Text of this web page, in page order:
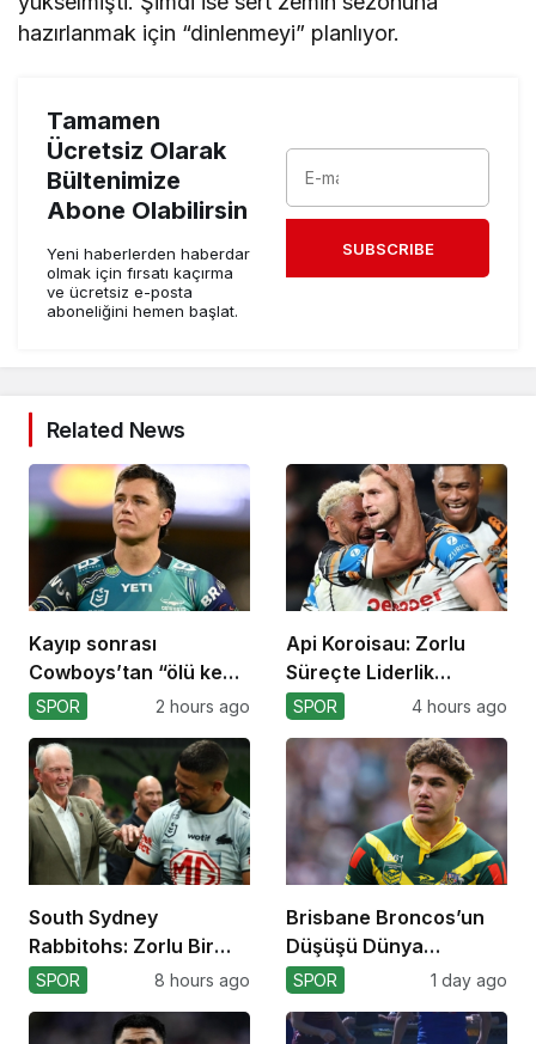
hazırlanmak için “dinlenmeyi” planlıyor.
Tamamen
Ücretsiz Olarak
Bültenimize
Abone Olabilirsin
Yeni haberlerden haberdar
olmak için fırsatı kaçırma
ve ücretsiz e-posta
aboneliğini hemen başlat.
SUBSCRIBE
Related News
Kayıp sonrası
Cowboys’tan “ölü kedi”
atılımı!
SPOR 2 hours ago
Api Koroisau: Zorlu
Süreçte Liderlik
Mücadelesi
SPOR 4 hours ago
South Sydney
Rabbitohs: Zorlu Bir
Off-Season Bekliyor
SPOR 8 hours ago
Brisbane Broncos’un
Düşüşü Dünya
Kupası’nı Etkiler mi?
SPOR 1 day ago